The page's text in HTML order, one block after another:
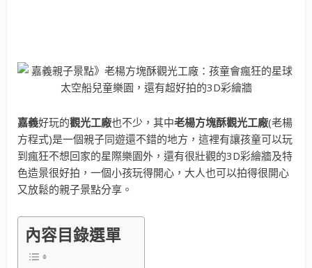
嘉義好玩的觀光工廠也不少，其中老楊方塊酥觀光工廠(老楊
方程式)是一個親子同遊還不錯的地方，這裡有讓孩童可以玩
到瘋狂不想回家的星際樂園外，還有很壯觀的3D彩繪牆及特
色造景很好拍，一個小孩玩得開心，大人也可以拍得很開心
又放鬆的親子景點分享。
內容目錄選單